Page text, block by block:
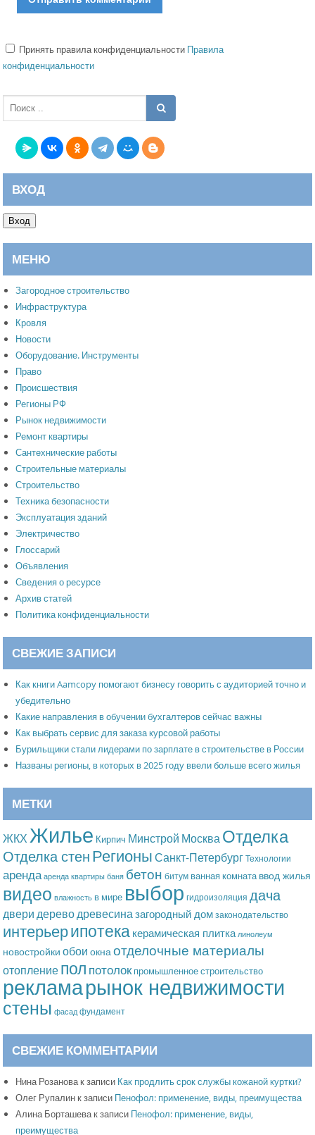
Принять правила конфиденциальности Правила
конфиденциальности
ВХОД
Вход
МЕНЮ
Загородное строительство
Инфраструктура
Кровля
Новости
Оборудование. Инструменты
Право
Происшествия
Регионы РФ
Рынок недвижимости
Ремонт квартиры
Сантехнические работы
Строительные материалы
Строительство
Техника безопасности
Эксплуатация зданий
Электричество
Глоссарий
Объявления
Сведения о ресурсе
Архив статей
Политика конфиденциальности
СВЕЖИЕ ЗАПИСИ
Как книги Aamcopy помогают бизнесу говорить с аудиторией точно и
убедительно
Какие направления в обучении бухгалтеров сейчас важны
Как выбрать сервис для заказа курсовой работы
Бурильщики стали лидерами по зарплате в строительстве в России
Названы регионы, в которых в 2025 году ввели больше всего жилья
МЕТКИ
ЖКХ Жилье Кирпич Минстрой МоскваОтделка
Отделка стенРегионы Санкт-Петербург Технологии
аренда аренда квартиры баня бетон битум ванная комната ввод жилья
видео влажность в мире выбор гидроизоляция дача
двери дереводревесиназагородный дом законодательство
интерьерипотека керамическая плитка линолеум
новостройки обои окна отделочные материалы
отоплениепол потолок промышленное строительство
рекламарынок недвижимости
стены фасад фундамент
СВЕЖИЕ КОММЕНТАРИИ
Нина Розанова к записи Как продлить срок службы кожаной куртки?
Олег Рупалин к записи Пенофол: применение, виды, преимущества
Алина Борташева к записи Пенофол: применение, виды,
преимущества